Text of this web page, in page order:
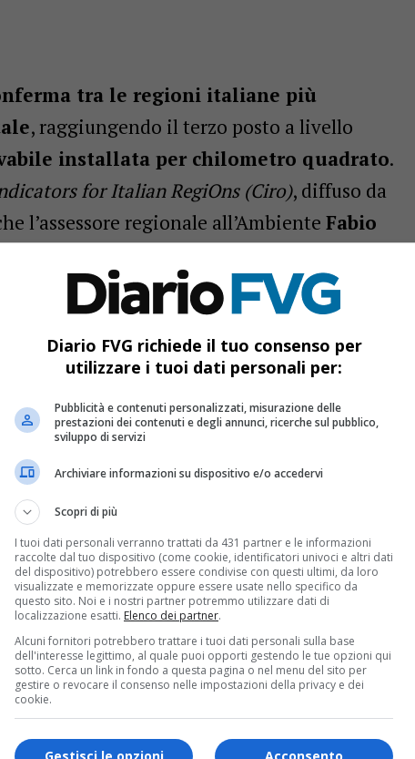
tra le regioni italiane più
, raggiungendo il terzo posto a livello
installata per chilometro quadrato.
for Italian RegiOns (Ciro), diffuso da
l’assessore regionale all’Ambiente Fabio
sottolineando il valore di un
sostenibilità e alla riduzione delle
da fonti rinnovabili
nel report emerge un dato significativo:
fonti rinnovabili è triplicata
il 22% del totale dei consumi
italiana. Questo dimostra l’efficacia
fondata suinvestimenti mirati e
Diario FVG richiede il tuo consenso per
utilizzare i tuoi dati personali per:
Pubblicità e contenuti personalizzati, misurazione delle
prestazioni dei contenuti e degli annunci, ricerche sul pubblico,
sviluppo di servizi
Archiviare informazioni su dispositivo e/o accedervi
Scopri di più
I tuoi dati personali verranno trattati da 431 partner e le informazioni
raccolte dal tuo dispositivo (come cookie, identificatori univoci e altri dati
del dispositivo) potrebbero essere condivise con questi ultimi, da loro
visualizzate e memorizzate oppure essere usate nello specifico da
questo sito. Noi e i nostri partner potremmo utilizzare dati di
localizzazione esatti. Elenco dei partner.
Alcuni fornitori potrebbero trattare i tuoi dati personali sulla base
dell'interesse legittimo, al quale puoi opporti gestendo le tue opzioni qui
sotto. Cerca un link in fondo a questa pagina o nel menu del sito per
gestire o revocare il consenso nelle impostazioni della privacy e dei
cookie.